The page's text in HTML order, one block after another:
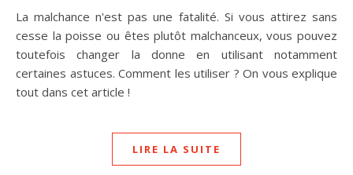
La malchance n'est pas une fatalité. Si vous attirez sans
cesse la poisse ou êtes plutôt malchanceux, vous pouvez
toutefois changer la donne en utilisant notamment
certaines astuces. Comment les utiliser ? On vous explique
tout dans cet article !
LIRE LA SUITE